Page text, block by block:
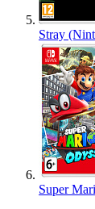
Stray
Super